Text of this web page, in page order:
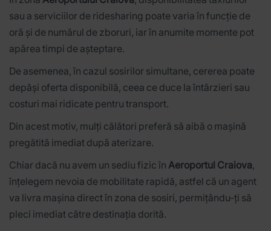
sau a serviciilor de ridesharing poate varia în funcție de
oră și de numărul de zboruri, iar în anumite momente pot
apărea timpi de așteptare.
De asemenea, în cazul sosirilor simultane, cererea poate
depăși oferta disponibilă, ceea ce duce la întârzieri sau
costuri mai ridicate pentru transport.
Din acest motiv, mulți călători preferă să aibă o mașină
pregătită imediat după aterizare.
Chiar dacă nu avem un sediu fizic în Aeroportul Craiova,
înțelegem nevoia de mobilitate rapidă, astfel că un agent
va livra mașina direct în zona de sosiri, permițându-ți să
pleci imediat către destinația dorită.